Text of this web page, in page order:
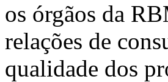
os órgãos da
relações de
qualidade dos